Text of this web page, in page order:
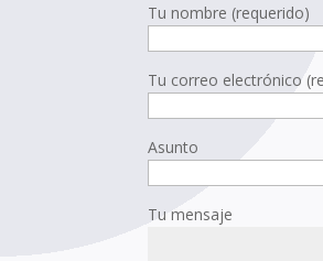
Tu nombre (requerido)
Tu correo electrónico
Asunto
Tu mensaje